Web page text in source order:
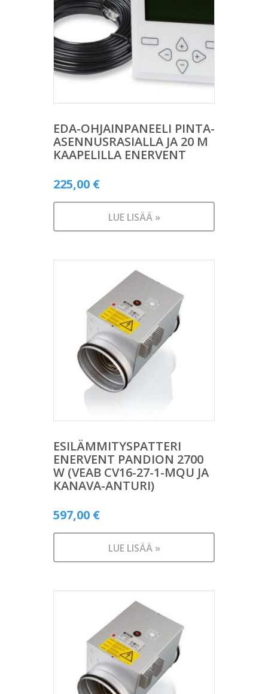
EDA-OHJAINPANEELI PINTA-
ASENNUSRASIALLA JA 20 M
KAAPELILLA ENERVENT
225,00 €
LUE LISÄÄ »
ESILÄMMITYSPATTERI
ENERVENT PANDION 2700
W (VEAB CV16-27-1-MQU JA
KANAVA-ANTURI)
597,00 €
LUE LISÄÄ »